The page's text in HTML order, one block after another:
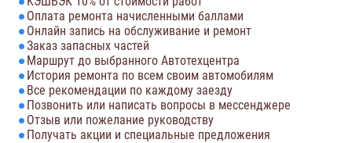
Оплата ремонта начисленными баллами
Онлайн запись на обслуживание и ремонт
Заказ запасных частей
Маршрут до выбранного Автотехцентра
История ремонта по всем своим автомобилям
Все рекомендации по каждому заезду
Позвонить или написать вопросы в мессенджере
Отзыв или пожелание руководству
Получать акции и специальные предложения